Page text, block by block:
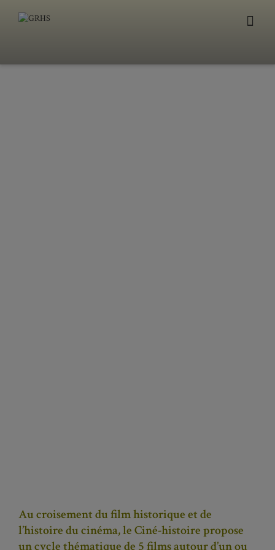
Au croisement du film historique et de
l’histoire du cinéma, le Ciné-histoire propose
un cycle thématique de 5 films autour d’un ou